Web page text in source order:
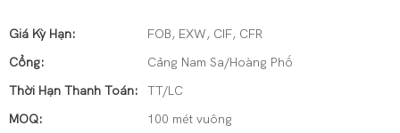
Giá Kỳ Hạn:
FOB, EXW, CIF, CFR
Cổng:
Cảng Nam Sa/Hoàng Phố
Thời Hạn Thanh Toán:
TT/LC
MOQ:
100 mét vuông